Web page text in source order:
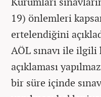
19) önlemleri
ertelendiğini
AÖL sınavı ile
açıklaması
bir süre içinde